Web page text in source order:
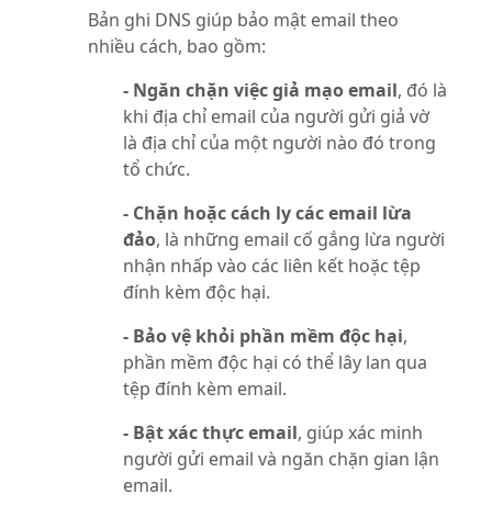
Bản ghi DNS giúp bảo mật email theo
nhiều cách, bao gồm:
- Ngăn chặn việc giả mạo email, đó là
khi địa chỉ email của người gửi giả vờ
là địa chỉ của một người nào đó trong
tổ chức.
- Chặn hoặc cách ly các email lừa
đảo, là những email cố gắng lừa người
nhận nhấp vào các liên kết hoặc tệp
đính kèm độc hại.
- Bảo vệ khỏi phần mềm độc hại,
phần mềm độc hại có thể lây lan qua
tệp đính kèm email.
- Bật xác thực email, giúp xác minh
người gửi email và ngăn chặn gian lận
email.